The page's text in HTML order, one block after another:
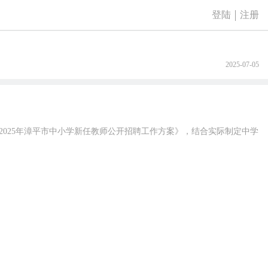
登陆 注册
2025-07-05
年漳平市中小学新任教师公开招聘工作方案》，结合实际制定中学